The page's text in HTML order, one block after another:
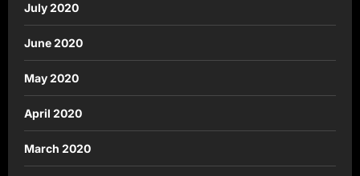
July 2020
June 2020
May 2020
April 2020
March 2020